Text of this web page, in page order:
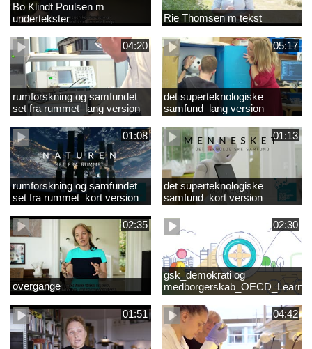
Bo Klindt Poulsen m
undertekster
Rie Thomsen m tekst
04:20
rumforskning og samfundet
set fra rummet_lang version
05:17
det superteknologiske
samfund_lang version
01:08
rumforskning og samfundet
set fra rummet_kort version
01:13
det superteknologiske
samfund_kort version
02:35
overgange
02:30
gsk_demokrati og
Compass 2030
01:51
04:42